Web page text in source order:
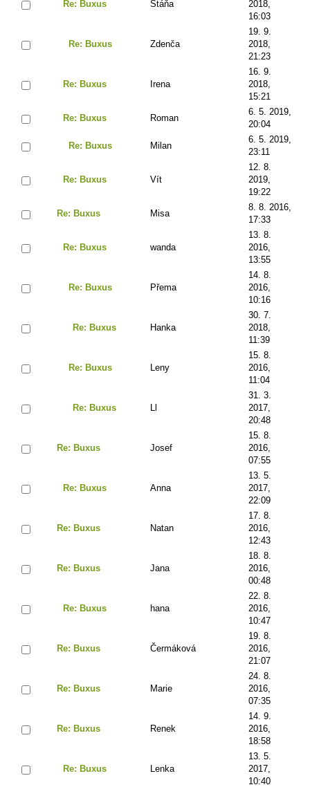
Re: Buxus Stáňa
2018,
16:03
Re: Buxus Zdenča
19. 9.
2018,
21:23
Re: Buxus Irena
16. 9.
2018,
15:21
Re: Buxus Roman
6. 5. 2019,
20:04
Re: Buxus Milan
6. 5. 2019,
23:11
Re: Buxus Vít
12. 8.
2019,
19:22
Re: Buxus Misa
8. 8. 2016,
17:33
Re: Buxus wanda
13. 8.
2016,
13:55
Re: Buxus Přema
14. 8.
2016,
10:16
Re: Buxus Hanka
30. 7.
2018,
11:39
Re: Buxus Leny
15. 8.
2016,
11:04
Re: Buxus
31. 3.
2017,
20:48
Re: Buxus Josef
15. 8.
2016,
07:55
Re: Buxus Anna
13. 5.
2017,
22:09
Re: Buxus Natan
17. 8.
2016,
12:43
Re: Buxus Jana
18. 8.
2016,
00:48
Re: Buxus hana
22. 8.
2016,
10:47
Re: Buxus Čermáková
19. 8.
2016,
21:07
Re: Buxus Marie
24. 8.
2016,
07:35
Re: Buxus Renek
14. 9.
2016,
18:58
Re: Buxus Lenka
13. 5.
2017,
10:40